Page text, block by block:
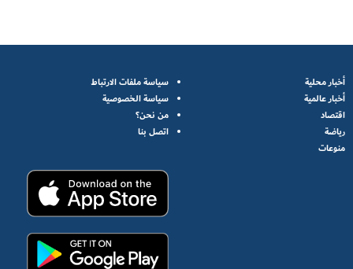
أخبار محلية
أخبار عالمية
اقتصاد
رياضة
منوعات
سياسة ملفات الارتباط
سياسة الخصوصية
من نحن؟
اتصل بنا